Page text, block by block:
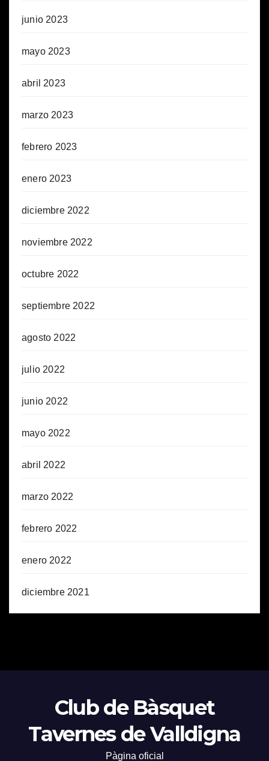
junio 2023
mayo 2023
abril 2023
marzo 2023
febrero 2023
enero 2023
diciembre 2022
noviembre 2022
octubre 2022
septiembre 2022
agosto 2022
julio 2022
junio 2022
mayo 2022
abril 2022
marzo 2022
febrero 2022
enero 2022
diciembre 2021
Club de Bàsquet
Tavernes de Valldigna
Pàgina oficial